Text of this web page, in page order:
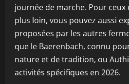
journée de marche. Pour
plus loin, vous pouvez aussi
proposées par les autres
que le Baerenbach, connu
nature et de tradition, ou
activités spécifiques en 2026.